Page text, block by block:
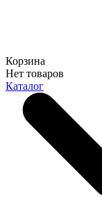
Корзина
Нет товаров
Каталог